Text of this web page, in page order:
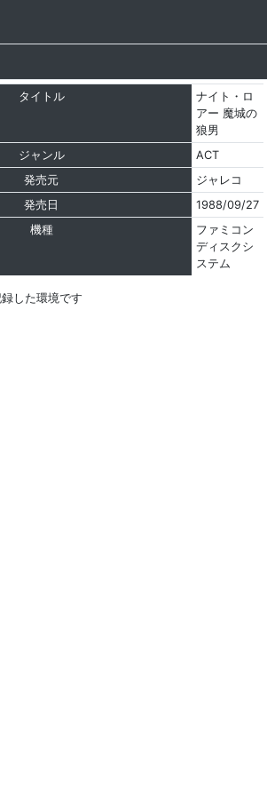
タイトル
ナイト・ロ
アー 魔城の
狼男
ジャンル
ACT
発売元
ジャレコ
発売日
1988/09/27
機種
ファミコン
ディスクシ
ステム
した環境です